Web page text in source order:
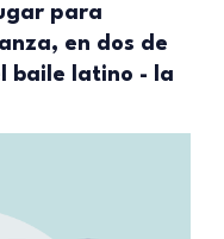
para
en dos de
baile latino - la